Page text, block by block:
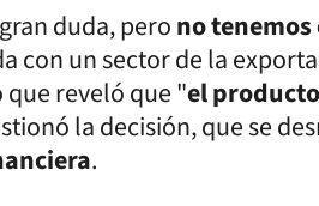
duda, perono tenemos
con un sector de la
que reveló que "el
la decisión, que se
.